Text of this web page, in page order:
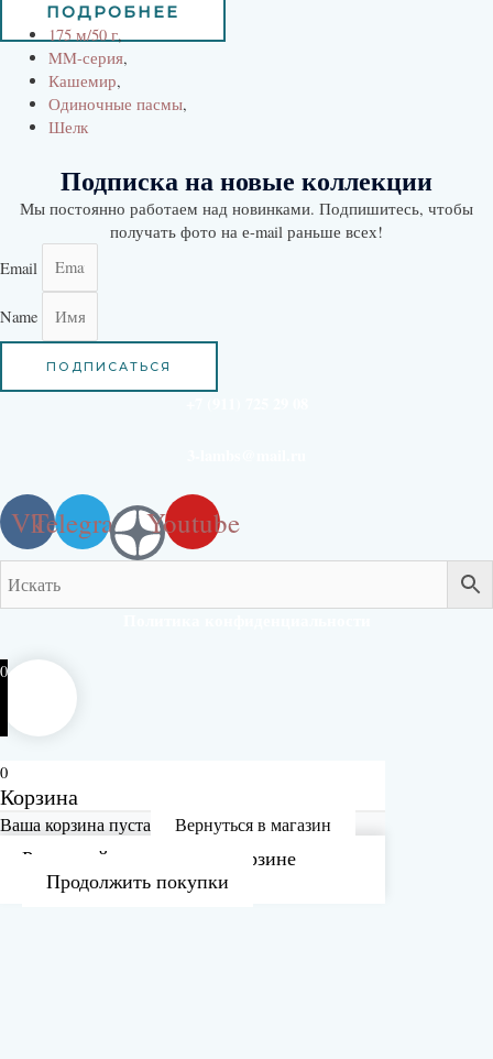
ПОДРОБНЕЕ
175 м/50 г,
MM-серия,
Кашемир,
Одиночные пасмы,
Шелк
Подписка на новые коллекции
Мы постоянно работаем над новинками. Подпишитесь, чтобы
получать фото на е-mail раньше всех!
Email
Name
ПОДПИСАТЬСЯ
VkTelegram Youtube
0
0
Корзина
Ваша корзина пуста Вернуться в магазин
Рассчитайте доставку в корзине
Продолжить покупки